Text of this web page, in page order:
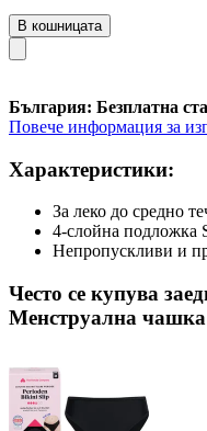
В кошницата
България: Безплатна
Повече информация за
Характеристики:
За леко до средно
4-слойна подложка
Непропускливи и
Често се купува
Менструална чашка